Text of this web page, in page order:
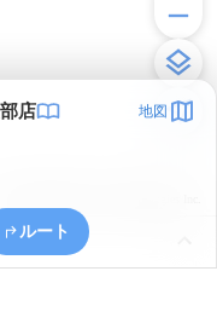
店 地図
ルート